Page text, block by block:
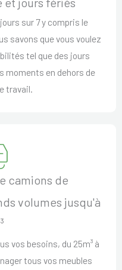
sur 7 y compris le
savons que vous voulez
tel que des jours
moments en dehors de
travail.
camions de
volumes jusqu'à
vos besoins, du 25m³ à
tous vos meubles